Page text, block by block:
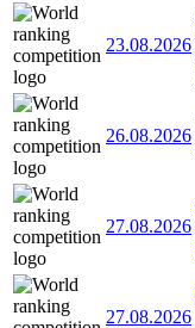
23.08.2026
26.08.2026
27.08.2026
27.08.2026